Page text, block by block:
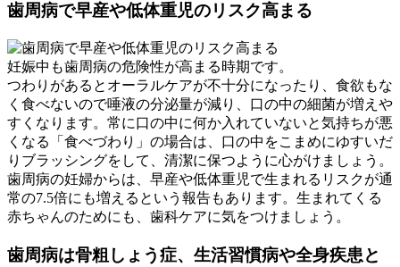
歯周病で早産や低体重児のリスク高まる
妊娠中も歯周病の危険性が高まる時期です。
つわりがあるとオーラルケアが不十分になったり、食欲もな
く食べないので唾液の分泌量が減り、口の中の細菌が増えや
すくなります。常に口の中に何か入れていないと気持ちが悪
くなる「食べづわり」の場合は、口の中をこまめにゆすいだ
りブラッシングをして、清潔に保つように心がけましょう。
歯周病の妊婦からは、早産や低体重児で生まれるリスクが通
常の7.5倍にも増えるという報告もあります。生まれてくる
赤ちゃんのためにも、歯科ケアに気をつけましょう。
歯周病は骨粗しょう症、生活習慣病や全身疾患と